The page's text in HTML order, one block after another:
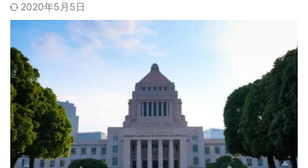
2020年5月5日